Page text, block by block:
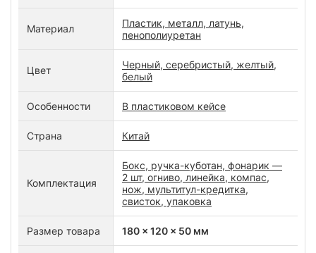
Материал
Пластик, металл, латунь,
пенополиуретан
Цвет
Черный, серебристый, желтый,
белый
Особенности В пластиковом кейсе
Страна Китай
Комплектация
Бокс, ручка-куботан, фонарик —
2 шт, огниво, линейка, компас,
нож, мультитул-кредитка,
свисток, упаковка
Размер товара 180 x 120 x 50 мм